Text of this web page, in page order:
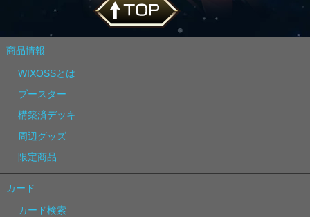
商品情報
WIXOSSとは
ブースター
構築済デッキ
周辺グッズ
限定商品
カード
カード検索